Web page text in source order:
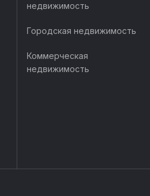
недвижимость
Городская недвижимость
Коммерческая
недвижимость